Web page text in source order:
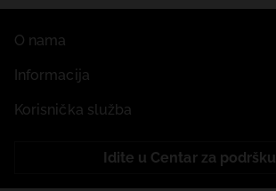
O nama
Informacija
Korisnička služba
Idite u Centar za podršku